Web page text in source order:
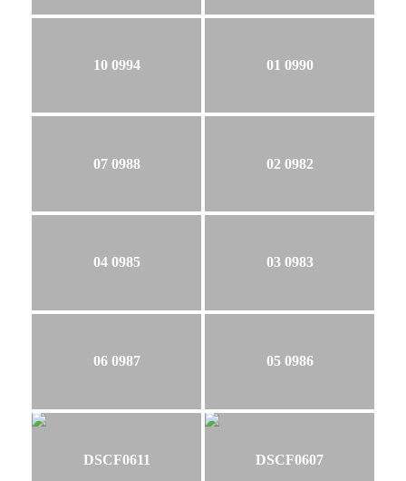
10 0994 01 0990
07 0988 02 0982
04 0985 03 0983
06 0987 05 0986
DSCF0611 DSCF0607